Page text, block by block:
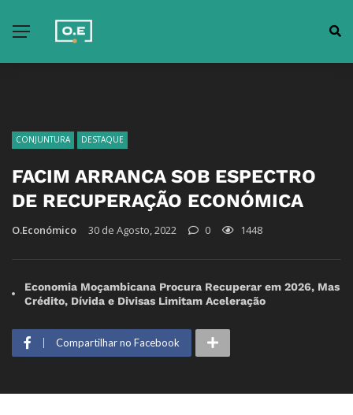
CONJUNTURA DESTAQUE
FACIM ARRANCA SOB ESPECTRO
DE RECUPERAÇÃO ECONÓMICA
O.Económico 30 de Agosto, 2022 0 1448
Economia Moçambicana Procura Recuperar em 2026, Mas
Crédito, Dívida e Divisas Limitam Aceleração
Compartilhar no Facebook